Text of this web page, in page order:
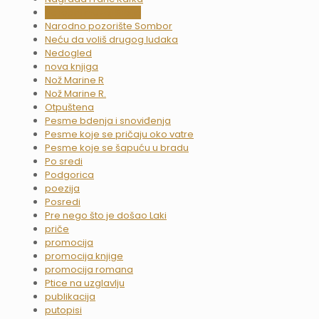
Narodno pozorište Sombor
Neću da voliš drugog ludaka
Nedogled
nova knjiga
Nož Marine R
Nož Marine R.
Otpuštena
Pesme bdenja i snoviđenja
Pesme koje se pričaju oko vatre
Pesme koje se šapuću u bradu
Po sredi
Podgorica
poezija
Posredi
Pre nego što je došao Laki
priče
promocija
promocija knjige
promocija romana
Ptice na uzglavlju
publikacija
putopisi